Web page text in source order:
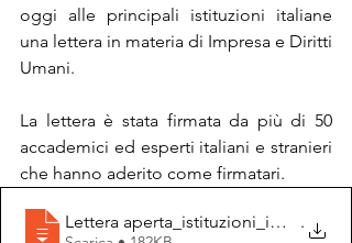
oggi alle principali istituzioni italiane
una lettera in materia di Impresa e Diritti
Umani.
La lettera è stata firmata da più di 50
accademici ed esperti italiani e stranieri
che hanno aderito come firmatari.
Lettera .